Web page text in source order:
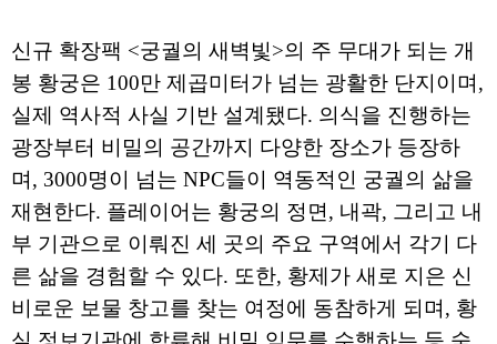
신규 확장팩 <궁궐의 새벽빛>의 주 무대가 되는 개
봉 황궁은 100만 제곱미터가 넘는 광활한 단지이며,
실제 역사적 사실 기반 설계됐다. 의식을 진행하는
광장부터 비밀의 공간까지 다양한 장소가 등장하
며, 3000명이 넘는 NPC들이 역동적인 궁궐의 삶을
재현한다. 플레이어는 황궁의 정면, 내곽, 그리고 내
부 기관으로 이뤄진 세 곳의 주요 구역에서 각기 다
른 삶을 경험할 수 있다. 또한, 황제가 새로 지은 신
비로운 보물 창고를 찾는 여정에 동참하게 되며, 황